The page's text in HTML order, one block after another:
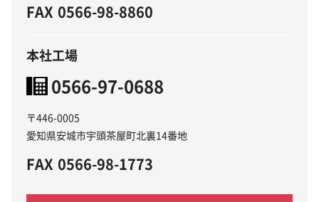
FAX 0566-98-8860
本社工場
0566-97-0688
〒446-0005
愛知県安城市宇頭茶屋町北裏14番地
FAX 0566-98-1773